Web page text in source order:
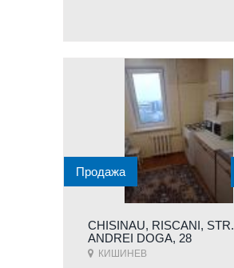
CHISINAU, RISCANI, STR.
ANDREI DOGA, 28
КИШИНЕВ
Продажа